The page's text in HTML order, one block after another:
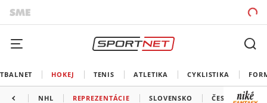
HOKEJ TENIS ATLETIKA CYKLISTIKA
NHL REPREZENTÁCIE SLOVENSKO ČESKO